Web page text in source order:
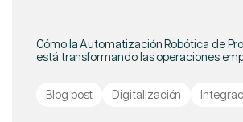
Cómo la Automatización Robótica de
está transformando las operaciones
Blog post Digitalización